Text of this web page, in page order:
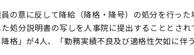
の意に反して降給（降格・降号）の処分を行っ
処分説明書の写しを人事院に提出することとさ
降格」が4人、「勤務実績不良及び適格性欠如に